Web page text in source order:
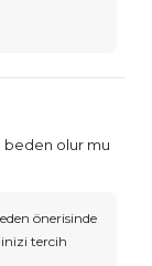
beden olur mu
önerisinde
tercih